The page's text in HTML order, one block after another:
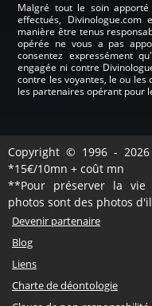
Malgré tout le soin
effectués,
manière être tenus
opérée ne vous a pas
consentez expressément
engagée ni contre
contre les voyantes, le ou les
les partenaires opérant pour
Copyright © 1996 -
*15€/10mn + coût mn
**Pour préserver la vie
photos sont des photos
Devenir partenaire
Blog
Liens
Charte de déontologie